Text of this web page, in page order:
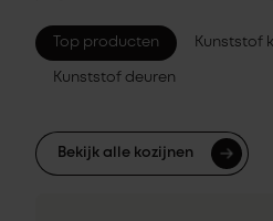
Top producten Kunststof
Kunststof deuren
Bekijk alle kozijnen